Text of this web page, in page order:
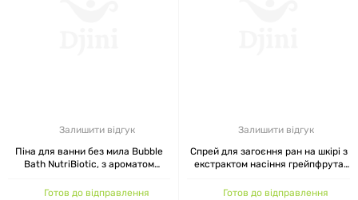
Залишити відгук
Піна для ванни без мила Bubble
Bath NutriBiotic, з ароматом
Готов до відправлення
Залишити відгук
Cпрей для загоєння ран на шкірі з
екстрактом насіння грейпфрута
мл
Готов до відправлення